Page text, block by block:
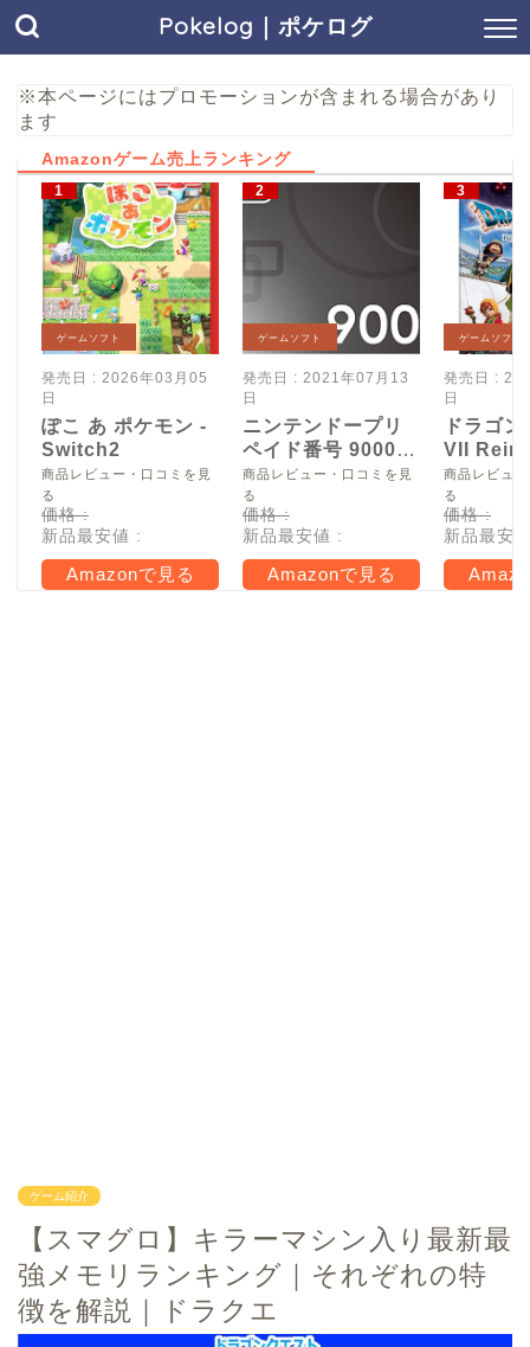
Pokelog｜ポケログ
※本ページにはプロモーションが含まれる場合があり
ます
Amazonゲーム売上ランキング
ゲームソフト
発売日 : 2026年03月05
日
ぽこ あ ポケモン -
Switch2
商品レビュー・口コミを見
る
価格 :
新品最安値 :
Amazonで見る
ゲームソフト
発売日 : 2021年07月13
日
ニンテンドープリ
ペイド番号 9000
円|オンラインコー
ド版
商品レビュー・口コミを見
る
価格 :
新品最安値 :
Amazonで見る
ゲームソフト
発売日 :
日
ドラゴ
VII
Switch2
商品レビュ
る
価格 :
新品最安
ゲーム紹介
【スマグロ】キラーマシン入り最新最
強メモリランキング｜それぞれの特
徴を解説｜ドラクエ